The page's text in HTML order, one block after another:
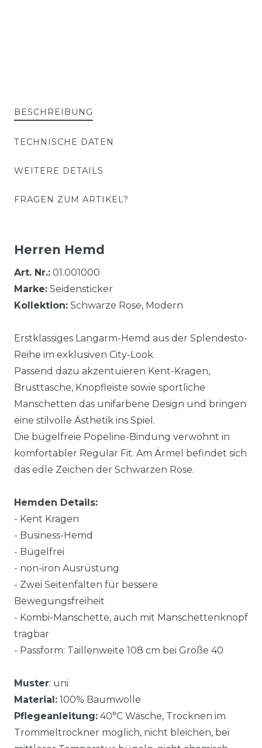
BESCHREIBUNG
TECHNISCHE DATEN
WEITERE DETAILS
FRAGEN ZUM ARTIKEL?
Herren Hemd
Art. Nr.: 01.001000
Marke: Seidensticker
Kollektion: Schwarze Rose, Modern
Erstklassiges Langarm-Hemd aus der Splendesto-
Reihe im exklusiven City-Look.
Passend dazu akzentuieren Kent-Kragen,
Brusttasche, Knopfleiste sowie sportliche
Manschetten das unifarbene Design und bringen
eine stilvolle Ästhetik ins Spiel.
Die bügelfreie Popeline-Bindung verwöhnt in
komfortabler Regular Fit. Am Ärmel befindet sich
das edle Zeichen der Schwarzen Rose.
Hemden Details:
- Kent Kragen
- Business-Hemd
- Bügelfrei
- non-iron Ausrüstung
- Zwei Seitenfalten für bessere
Bewegungsfreiheit
- Kombi-Manschette, auch mit Manschettenknopf
tragbar
- Passform: Taillenweite 108 cm bei Größe 40
Muster: uni
Material: 100% Baumwolle
Pflegeanleitung: 40°C Wäsche, Trocknen im
Trommeltrockner möglich, nicht bleichen, bei